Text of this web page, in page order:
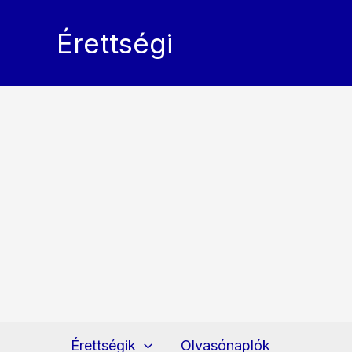
Érettségi
Érettségik Olvasónaplók